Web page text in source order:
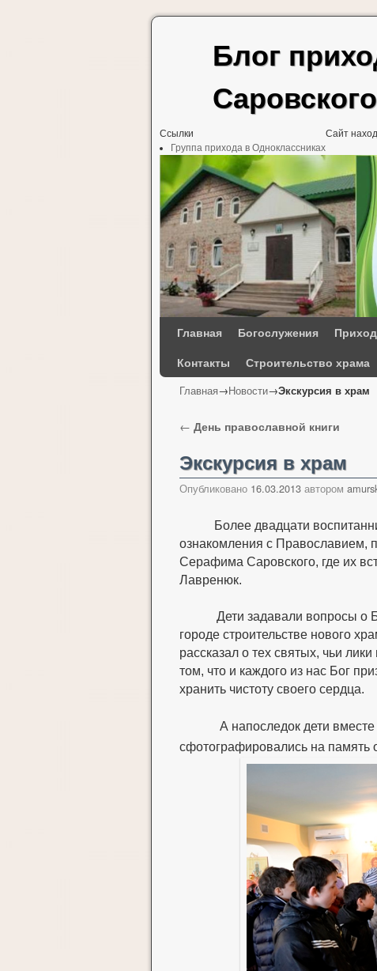
Блог
Саровского
Ссылки
Группа прихода в Одноклассниках
Сайт
Главная Богослужения
Контакты
Строительство храма
Главная→Новости→Экскурсия в храм
Навигация по записям
← День православной книги
Экскурсия в храм
Опубликовано 16.03.2013 автором
Более двадцати
ознакомления с Православием,
Серафима Саровского, где их
Лавренюк.
Дети задавали вопросы о
городе строительстве нового
рассказал о тех святых, чьи
том, что и каждого из нас Бог
хранить чистоту своего сердца.
А напоследок дети
сфотографировались на память